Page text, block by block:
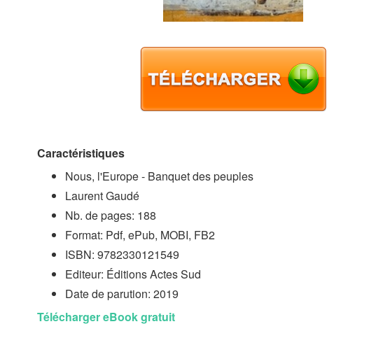
Caractéristiques
Nous, l'Europe - Banquet des peuples
Laurent Gaudé
Nb. de pages: 188
Format: Pdf, ePub, MOBI, FB2
ISBN: 9782330121549
Editeur: Éditions Actes Sud
Date de parution: 2019
Télécharger eBook gratuit